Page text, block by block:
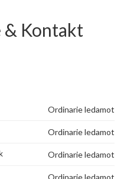
& Kontakt
Ordinarie ledamot
Ordinarie ledamot
Ordinarie ledamot
Ordinarie ledamot